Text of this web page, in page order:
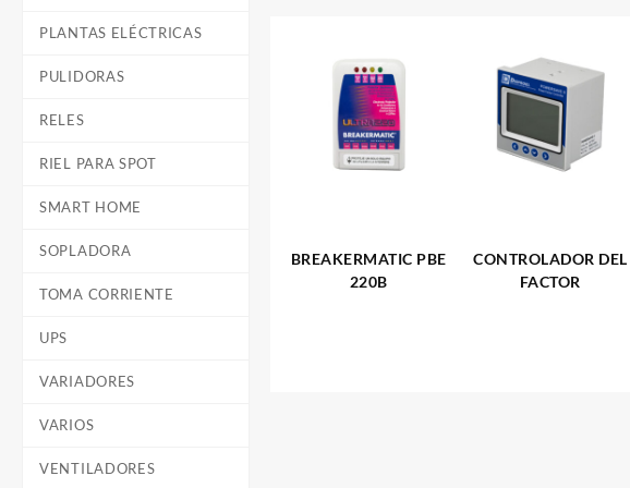
PLANTAS ELÉCTRICAS
PULIDORAS
RELES
RIEL PARA SPOT
SMART HOME
SOPLADORA
TOMA CORRIENTE
UPS
VARIADORES
VARIOS
VENTILADORES
BREAKERMATIC PBE
220B
CONTROLADOR DEL
FACTOR